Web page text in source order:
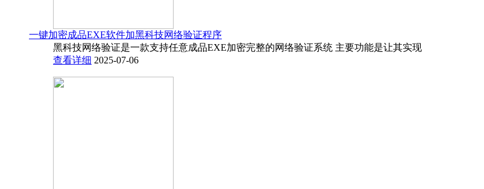
一键加密成品EXE软件加黑科技网络验证程序
黑科技网络验证是一款支持任意成品EXE加密完整的网络验证系统 主要功能是让其实现
查看详细 2025-07-06